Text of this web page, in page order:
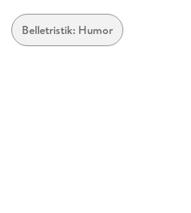
Gewicht
400 g
Belletristik: Humor